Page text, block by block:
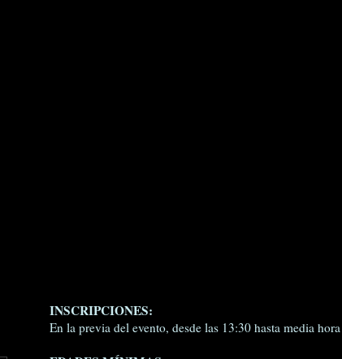
INSCRIPCIONES:
En la previa del evento, desde las 13:30 hasta media